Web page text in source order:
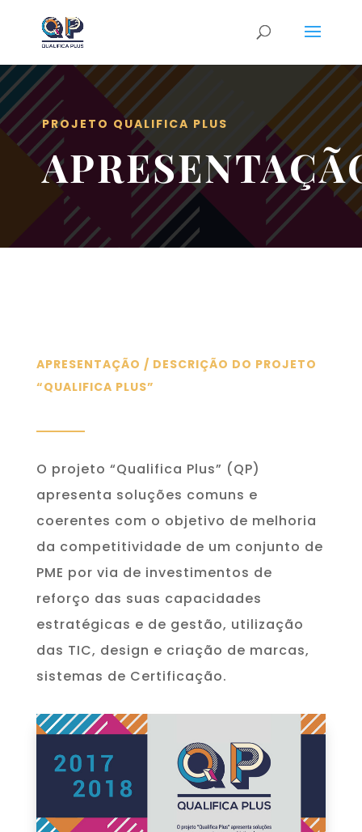
PROJETO QUALIFICA PLUS
APRESENTAÇÃO / DESCRIÇÃO DO PROJETO
“QUALIFICA PLUS”
O projeto “Qualifica Plus” (QP)
apresenta soluções comuns e
coerentes com o objetivo de melhoria
da competitividade de um conjunto de
PME por via de investimentos de
reforço das suas capacidades
estratégicas e de gestão, utilização
das TIC, design e criação de marcas,
sistemas de Certificação.